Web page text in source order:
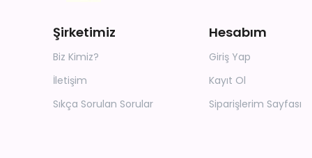
Şirketimiz
Biz Kimiz?
İletişim
Sıkça Sorulan Sorular
Hesabım
Giriş Yap
Kayıt Ol
Siparişlerim Sayfası